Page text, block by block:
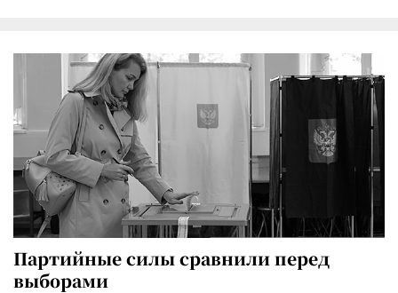
Партийные силы сравнили перед
выборами